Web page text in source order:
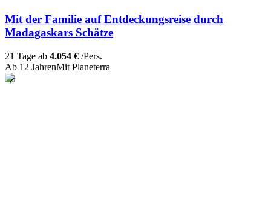
Mit der Familie auf Entdeckungsreise durch
Madagaskars Schätze
21 Tage ab 4.054 € /Pers.
Ab 12 JahrenMit Planeterra